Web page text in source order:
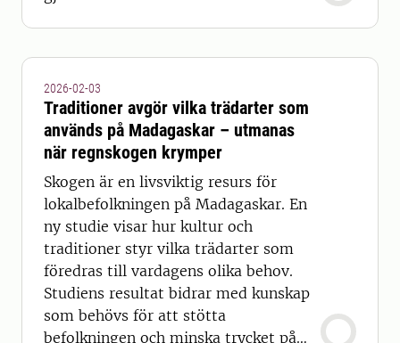
2026-02-03
Traditioner avgör vilka trädarter som
används på Madagaskar – utmanas
när regnskogen krymper
Skogen är en livsviktig resurs för
lokalbefolkningen på Madagaskar. En
ny studie visar hur kultur och
traditioner styr vilka trädarter som
föredras till vardagens olika behov.
Studiens resultat bidrar med kunskap
som behövs för att stötta
befolkningen och minska trycket på